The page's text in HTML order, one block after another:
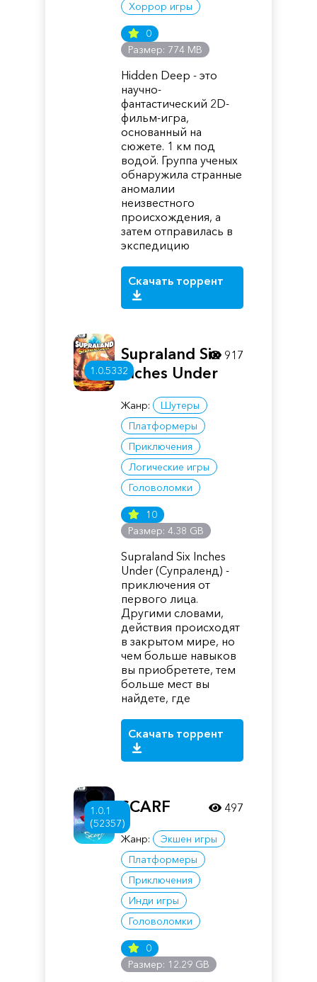
Хоррор игры
0
Размер: 774 MB
Hidden Deep - это
научно-
фантастический 2D-
фильм-игра,
основанный на
сюжете. 1 км под
водой. Группа ученых
обнаружила странные
аномалии
неизвестного
происхождения, а
затем отправилась в
экспедицию
Скачать торрент
1.0.5332
Supraland Six
Inches Under
Жанр:
Шутеры
Платформеры
Приключения
Логические игры
Головоломки
10
Размер: 4.38 GB
Supraland Six Inches
Under (Супраленд) -
приключения от
первого лица.
Другими словами,
действия происходят
в закрытом мире, но
чем больше навыков
вы приобретете, тем
больше мест вы
найдете, где
Скачать торрент
917
1.0.1
(52357)
SCARF
Жанр:
Экшен игры
Платформеры
Приключения
Инди игры
Головоломки
0
Размер: 12.29 GB
497